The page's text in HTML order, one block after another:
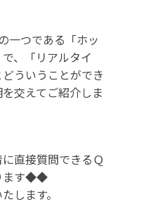
一つである「ホッ
、「リアルタイ
ういうことができ
交えてご紹介しま
直接質問できるＱ
ます◆◆
します。